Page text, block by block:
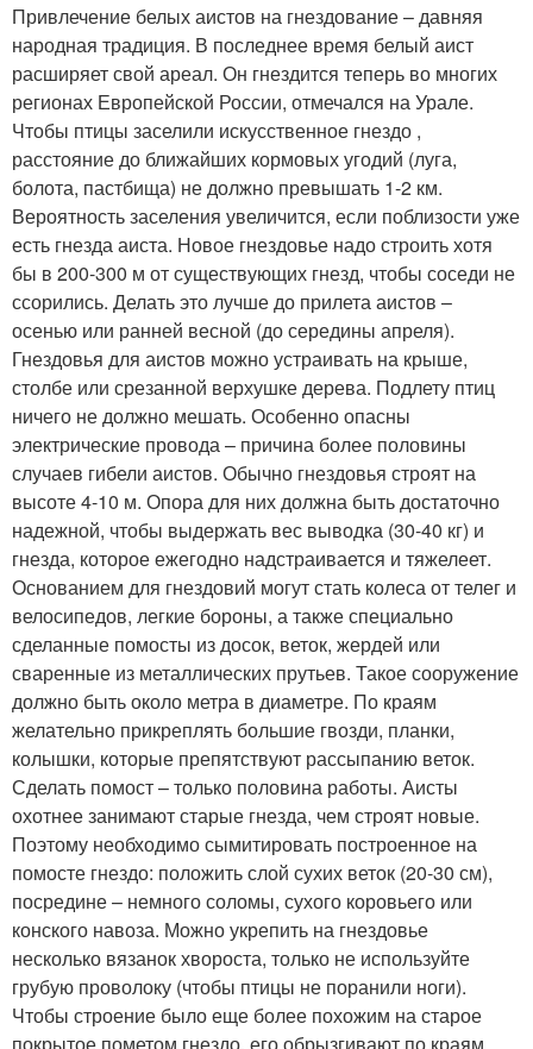
Привлечение белых аистов на гнездование – давняя
народная традиция. В последнее время белый аист
расширяет свой ареал. Он гнездится теперь во многих
регионах Европейской России, отмечался на Урале.
Чтобы птицы заселили искусственное гнездо ,
расстояние до ближайших кормовых угодий (луга,
болота, пастбища) не должно превышать 1-2 км.
Вероятность заселения увеличится, если поблизости уже
есть гнезда аиста. Новое гнездовье надо строить хотя
бы в 200-300 м от существующих гнезд, чтобы соседи не
ссорились. Делать это лучше до прилета аистов –
осенью или ранней весной (до середины апреля).
Гнездовья для аистов можно устраивать на крыше,
столбе или срезанной верхушке дерева. Подлету птиц
ничего не должно мешать. Особенно опасны
электрические провода – причина более половины
случаев гибели аистов. Обычно гнездовья строят на
высоте 4-10 м. Опора для них должна быть достаточно
надежной, чтобы выдержать вес выводка (30-40 кг) и
гнезда, которое ежегодно надстраивается и тяжелеет.
Основанием для гнездовий могут стать колеса от телег и
велосипедов, легкие бороны, а также специально
сделанные помосты из досок, веток, жердей или
сваренные из металлических прутьев. Такое сооружение
должно быть около метра в диаметре. По краям
желательно прикреплять большие гвозди, планки,
колышки, которые препятствуют рассыпанию веток.
Сделать помост – только половина работы. Аисты
охотнее занимают старые гнезда, чем строят новые.
Поэтому необходимо сымитировать построенное на
помосте гнездо: положить слой сухих веток (20-30 см),
посредине – немного соломы, сухого коровьего или
конского навоза. Можно укрепить на гнездовье
несколько вязанок хвороста, только не используйте
грубую проволоку (чтобы птицы не поранили ноги).
Чтобы строение было еще более похожим на старое
покрытое пометом гнездо, его обрызгивают по краям